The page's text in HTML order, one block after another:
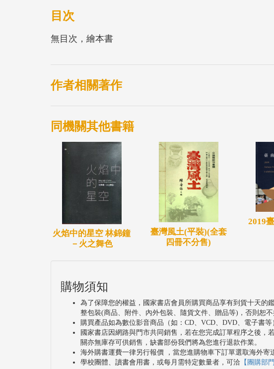
目次
無目次，繪本書
作者相關著作
同機關其他書籍
火焰中的星空 林錦鐘
－火之舞色
臺灣風土(平裝)(全套
四冊不分售)
2019
購物須知
為了保障您的權益，國家書店會員所購買商品享有到貨十天的
整包裝(商品、附件、內外包裝、隨貨文件、贈品等)，否則恕不
購買產品如為數位影音商品（如：CD、VCD、DVD、電子書
國家書店因網路與門市共同銷售，若在您完成訂單程序之後
關亦無庫存可供銷售，缺書部份我們將為您進行退款作業。
海外購書運費一律另行報價 ，當您進購物車下訂單選取海外
學校團體、讀書會用書，或每月需特定數量者，可洽 【團購部門